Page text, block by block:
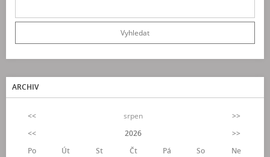
ARCHIV
<< srpen
>>
<<
2026
>>
Po
Út St Čt Pá So
Ne